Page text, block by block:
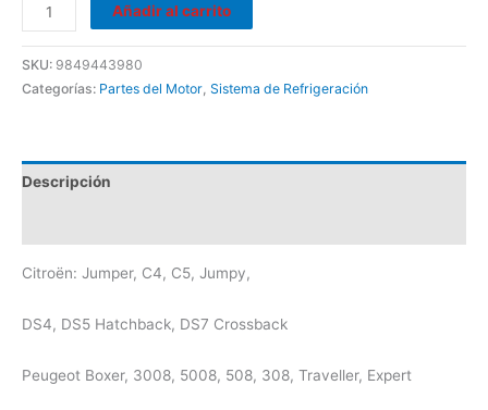
Añadir al carrito
SKU: 9849443980
Categorías: Partes del Motor, Sistema de Refrigeración
Descripción
Citroën: Jumper, C4, C5, Jumpy,
DS4, DS5 Hatchback, DS7 Crossback
Peugeot Boxer, 3008, 5008, 508, 308, Traveller, Expert